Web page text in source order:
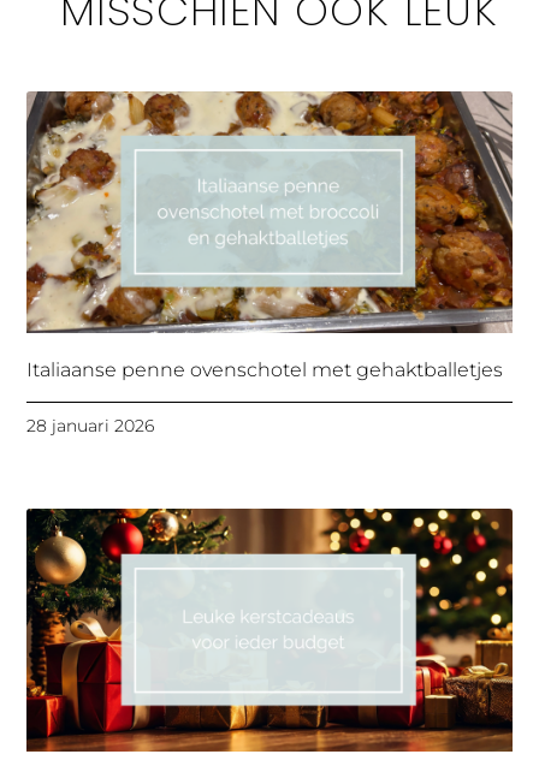
Italiaanse penne ovenschotel met gehaktballetjes
28 januari 2026